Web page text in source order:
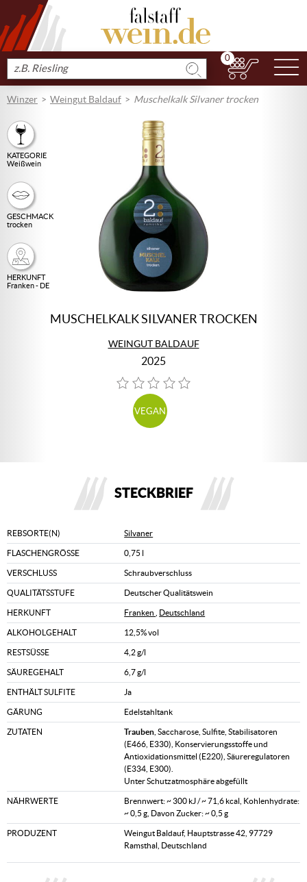
Produkt
suchen
0
Winzer Weingut Baldauf Muschelkalk Silvaner trocken
KATEGORIE
Weißwein
GESCHMACK
trocken
HERKUNFT
Franken - DE
MUSCHELKALK SILVANER TROCKEN
WEINGUT BALDAUF
2025
VEGAN
STECKBRIEF
REBSORTE(N) Silvaner
FLASCHENGRÖSSE 0,75 l
VERSCHLUSS Schraubverschluss
QUALITÄTSSTUFE Deutscher Qualitätswein
HERKUNFT Franken Deutschland
ALKOHOLGEHALT 12,5% vol
RESTSÜSSE 4,2 g/l
SÄUREGEHALT 6,7 g/l
ENTHÄLT SULFITE Ja
GÄRUNG Edelstahltank
ZUTATEN Trauben , Saccharose, Sulfite, Stabilisatoren
(E466, E330), Konservierungsstoffe und
Antioxidationsmittel (E220), Säureregulatoren
(E334, E300).
Unter Schutzatmosphäre abgefüllt
NÄHRWERTE
Brennwert: ~ 300 kJ / ~ 71,6 kcal, Kohlenhydrate:
~ 0,5 g, Davon Zucker: ~ 0,5 g
PRODUZENT
Weingut Baldauf, Hauptstrasse 42, 97729
Ramsthal, Deutschland